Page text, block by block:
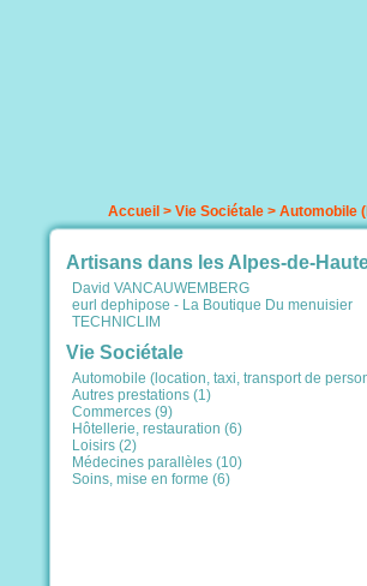
Accueil > Vie Sociétale > Automobile
Artisans dans les Alpes-de-
David VANCAUWEMBERG
eurl dephipose - La Boutique Du menuisier
TECHNICLIM
Vie Sociétale
Automobile (location, taxi, transport de
Autres prestations (1)
Commerces (9)
Hôtellerie, restauration (6)
Loisirs (2)
Médecines parallèles (10)
Soins, mise en forme (6)